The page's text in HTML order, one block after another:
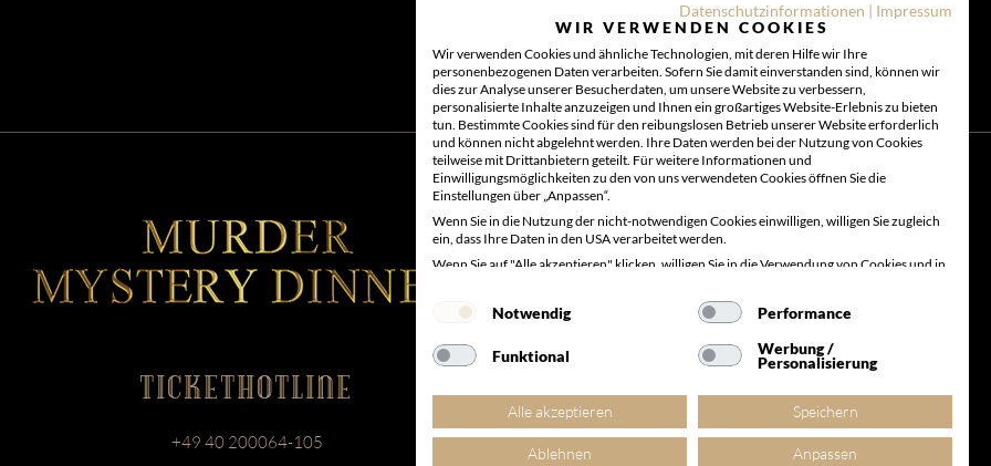
TICKETHOTLINE
+49 40 200064-105
Weitere großartige Events finden Sie in
Datenschutzinformationen | Impressum
WIR VERWENDEN COOKIES
Wir verwenden Cookies und ähnliche Technologien, mit deren Hilfe wir Ihre
personenbezogenen Daten verarbeiten. Sofern Sie damit einverstanden sind, können wir
dies zur Analyse unserer Besucherdaten, um unsere Website zu verbessern,
personalisierte Inhalte anzuzeigen und Ihnen ein großartiges Website-Erlebnis zu bieten
tun. Bestimmte Cookies sind für den reibungslosen Betrieb unserer Website erforderlich
und können nicht abgelehnt werden. Ihre Daten werden bei der Nutzung von Cookies
teilweise mit Drittanbietern geteilt. Für weitere Informationen und
Einwilligungsmöglichkeiten zu den von uns verwendeten Cookies öffnen Sie die
Einstellungen über „Anpassen“.
Wenn Sie in die Nutzung der nicht-notwendigen Cookies einwilligen, willigen Sie zugleich
ein, dass Ihre Daten in den USA verarbeitet werden.
Wenn Sie auf "Alle akzeptieren" klicken, willigen Sie in die Verwendung von Cookies und in
Einwilligung können Sie jederzeit widerrufen und bearbeiten, indem Sie:
Notwendig Performance
Funktional Werbung /
Personalisierung
Alle akzeptieren Speichern
Ablehnen Anpassen